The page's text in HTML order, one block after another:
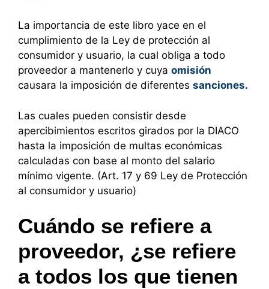
La importancia de este libro yace en el
cumplimiento de la Ley de protección al
consumidor y usuario, la cual obliga a todo
proveedor a mantenerlo y cuya omisión
causara la imposición de diferentes sanciones.
Las cuales pueden consistir desde
apercibimientos escritos girados por la DIACO
hasta la imposición de multas económicas
calculadas con base al monto del salario
mínimo vigente. (Art. 17 y 69 Ley de Protección
al consumidor y usuario)
Cuándo se refiere a
proveedor, ¿se refiere
a todos los que tienen